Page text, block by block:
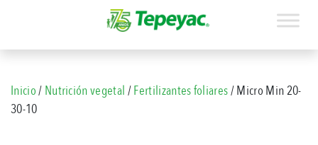
Inicio/ Nutrición vegetal /Fertilizantes foliares/ Micro Min 20-
30-10